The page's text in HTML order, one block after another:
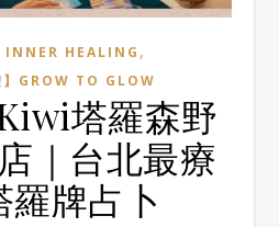
INNER HEALING ,
】GROW TO GLOW
塔羅森野
｜台北最療
羅牌占卜